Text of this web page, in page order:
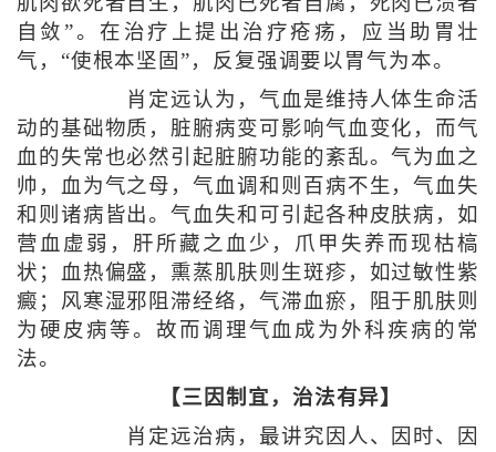
自敛”。在治疗上提出治疗疮疡，应当助胃壮
气，“使根本坚固”，反复强调要以胃气为本。
肖定远认为，气血是维持人体生命活
动的基础物质，脏腑病变可影响气血变化，而气
血的失常也必然引起脏腑功能的紊乱。气为血之
帅，血为气之母，气血调和则百病不生，气血失
和则诸病皆出。气血失和可引起各种皮肤病，如
营血虚弱，肝所藏之血少，爪甲失养而现枯槁
状；血热偏盛，熏蒸肌肤则生斑疹，如过敏性紫
癜；风寒湿邪阻滞经络，气滞血瘀，阻于肌肤则
为硬皮病等。故而调理气血成为外科疾病的常
法。
【三因制宜，治法有异】
肖定远治病，最讲究因人、因时、因